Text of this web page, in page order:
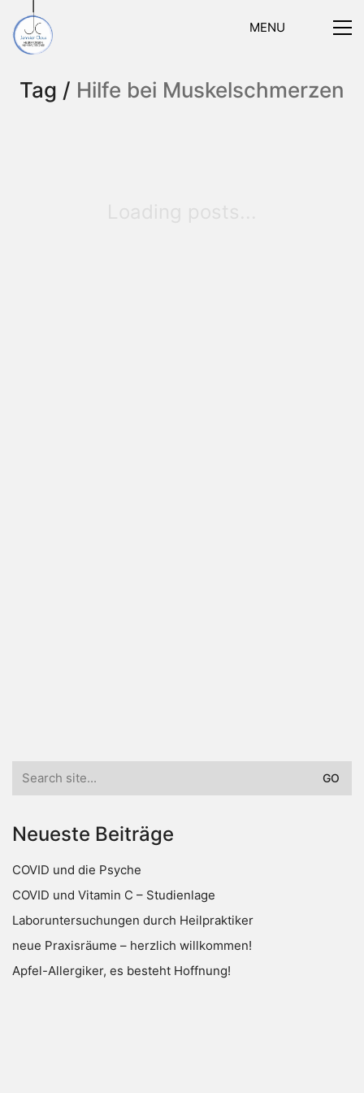
MENU
Tag / Hilfe bei Muskelschmerzen
for:
Neueste Beiträge
COVID und die Psyche
COVID und Vitamin C – Studienlage
Laboruntersuchungen durch Heilpraktiker
neue Praxisräume – herzlich willkommen!
Apfel-Allergiker, es besteht Hoffnung!